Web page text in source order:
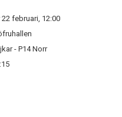
22 februari, 12:00
- P14 Norr